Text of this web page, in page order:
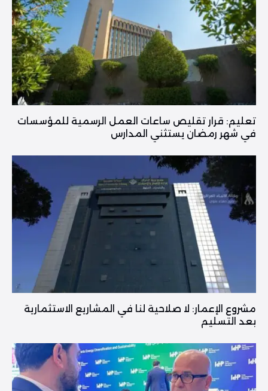
تعليم: قرار تقليص ساعات العمل الرسمية للمؤسسات
في شهر رمضان يستثني المدارس
مشروع الإعمار: لا صلاحية لنا في المشاريع الاستثمارية
بعد التسليم